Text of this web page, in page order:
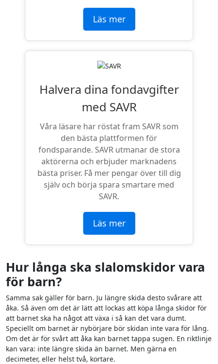
Läs mer
Halvera dina fondavgifter
med SAVR
Våra läsare har röstat fram SAVR som
den bästa plattformen för
fondsparande. SAVR utmanar de stora
aktörerna och erbjuder marknadens
bästa priser. Få mer pengar över till dig
själv och börja spara smartare med
SAVR.
Läs mer
Hur långa ska slalomskidor vara
för barn?
Samma sak gäller för barn. Ju längre skida desto svårare att
åka. Så även om det är lätt att lockas att köpa långa skidor för
att barnet ska ha något att växa i så kan det vara dumt.
Speciellt om barnet är nybörjare bör skidan inte vara för lång.
Om det är för svårt att åka kan barnet tappa sugen. En riktlinje
kan vara: inte längre skida än barnet. Men gärna en
decimeter, eller helst två, kortare.